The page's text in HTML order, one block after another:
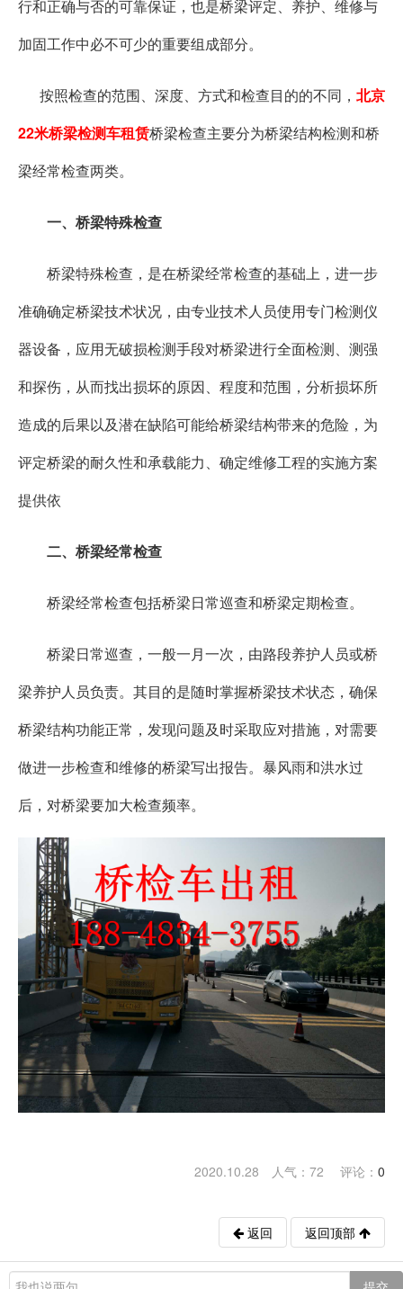
行和正确与否的可靠保证，也是桥梁评定、养护、维修与
加固工作中必不可少的重要组成部分。
按照检查的范围、深度、方式和检查目的的不同， 北京
22米桥梁检测车租赁桥梁检查主要分为桥梁结构检测和桥
梁经常检查两类。
一、桥梁特殊检查
桥梁特殊检查，是在桥梁经常检查的基础上，进一步
准确确定桥梁技术状况，由专业技术人员使用专门检测仪
器设备，应用无破损检测手段对桥梁进行全面检测、测强
和探伤，从而找出损坏的原因、程度和范围，分析损坏所
造成的后果以及潜在缺陷可能给桥梁结构带来的危险，为
评定桥梁的耐久性和承载能力、确定维修工程的实施方案
提供依
二、桥梁经常检查
桥梁经常检查包括桥梁日常巡查和桥梁定期检查。
桥梁日常巡查，一般一月一次，由路段养护人员或桥
梁养护人员负责。其目的是随时掌握桥梁技术状态，确保
桥梁结构功能正常，发现问题及时采取应对措施，对需要
做进一步检查和维修的桥梁写出报告。暴风雨和洪水过
后，对桥梁要加大检查频率。
2020.10.28 人气： 72 评论： 0
返回 返回顶部